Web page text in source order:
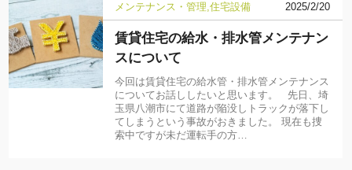
メンテナンス・管理 住宅設備 2025/2/20
賃貸住宅の給水・排水管メンテナン
スについて
今回は賃貸住宅の給水管・排水管メンテナンス
についてお話ししたいと思います。 先日、埼
玉県八潮市にて道路が陥没しトラックが落下し
てしまうという事故がおきました。 現在も捜
索中ですが未だ運転手の方…